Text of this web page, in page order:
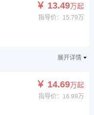
￥ 13.49万起
指导价：15.79万
展开详情
￥ 14.69万起
指导价：16.99万